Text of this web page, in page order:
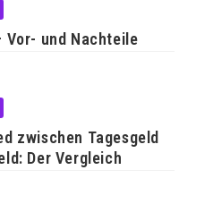
Vor- und Nachteile
zwischen Tagesgeld
Der Vergleich